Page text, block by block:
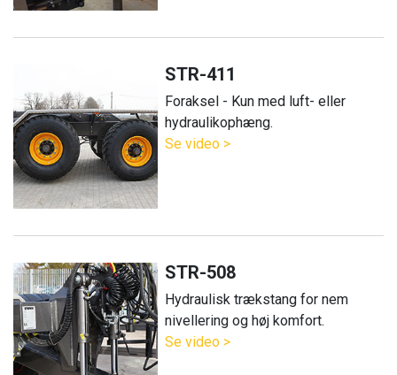
STR-411
Foraksel - Kun med luft- eller
hydraulikophæng.
Se video >
STR-508
Hydraulisk trækstang for nem
nivellering og høj komfort.
Se video >